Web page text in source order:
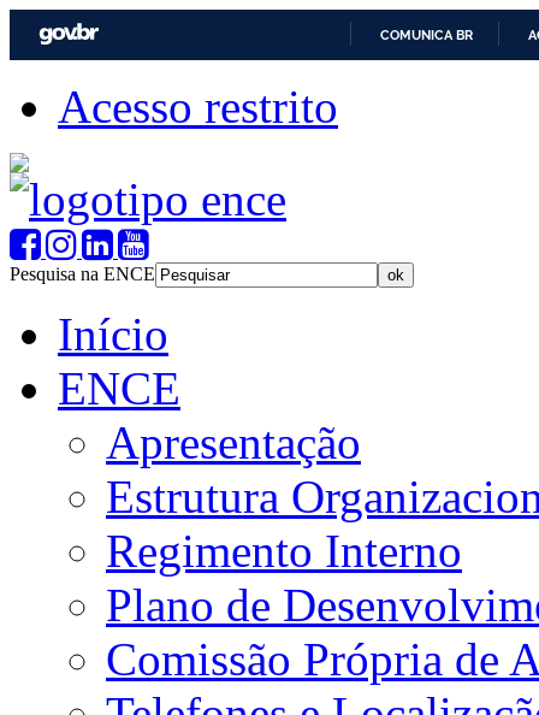
COMUNICA BR
Acesso restrito
Pesquisa na ENCE
Início
ENCE
Apresentação
Estrutura
Regimento Interno
Plano de
Comissão Própria de